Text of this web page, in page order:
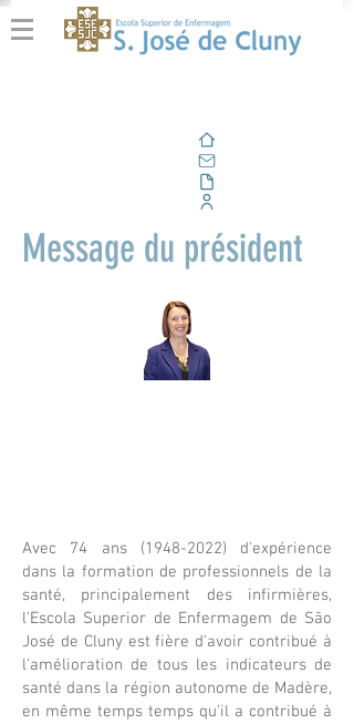
Message du président
Avec 74 ans (1948-2022) d'expérience
dans la formation de professionnels de la
santé, principalement des infirmières,
l'Escola Superior de Enfermagem de São
José de Cluny est fière d'avoir contribué à
l'amélioration de tous les indicateurs de
santé dans la région autonome de Madère,
en même temps temps qu'il a contribué à